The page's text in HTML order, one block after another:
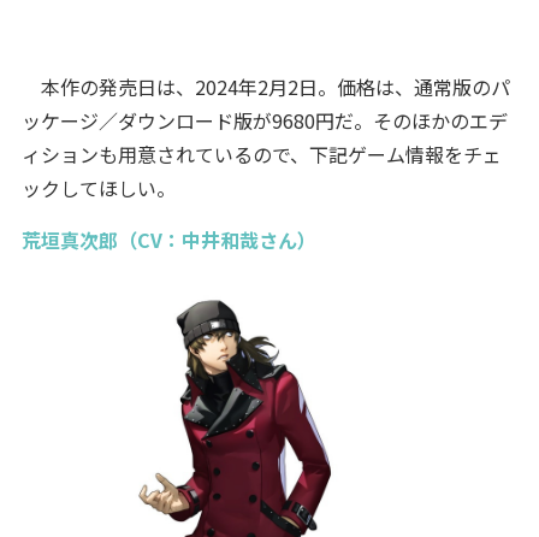
本作の発売日は、2024年2月2日。価格は、通常版のパ
ッケージ／ダウンロード版が9680円だ。そのほかのエデ
ィションも用意されているので、下記ゲーム情報をチェ
ックしてほしい。
荒垣真次郎（CV：中井和哉さん）